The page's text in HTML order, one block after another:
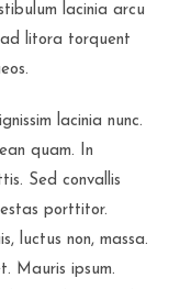
lacinia arcu
litora torquent
lacinia nunc.
quam. In
Sed convallis
porttitor.
luctus non, massa.
Mauris ipsum.